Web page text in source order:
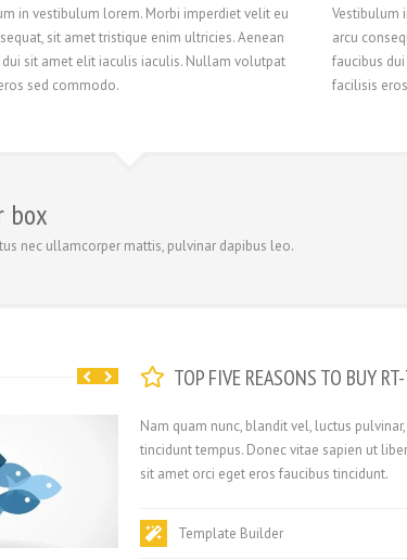
in vestibulum lorem. Morbi imperdiet velit eu
sit amet tristique enim ultricies. Aenean
sit amet elit iaculis iaculis. Nullam volutpat
sed commodo.
Vestibulum
arcu
faucibus
facilisis
box
nec ullamcorper mattis, pulvinar dapibus leo.
August 23, 2020
TOP FIVE REASONS TO BUY
Nam quam nunc, blandit vel, luctus
tincidunt tempus. Donec vitae sapien ut
sit amet orci eget eros faucibus tincidunt.
Template Builder